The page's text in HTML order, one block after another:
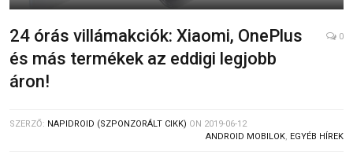
24 órás villámakciók: Xiaomi, OnePlus
és más termékek az eddigi legjobb
áron!
0
SZERZŐ: NAPIDROID (SZPONZORÁLT CIKK) ON 2019-06-12
ANDROID MOBILOK, EGYÉB HÍREK